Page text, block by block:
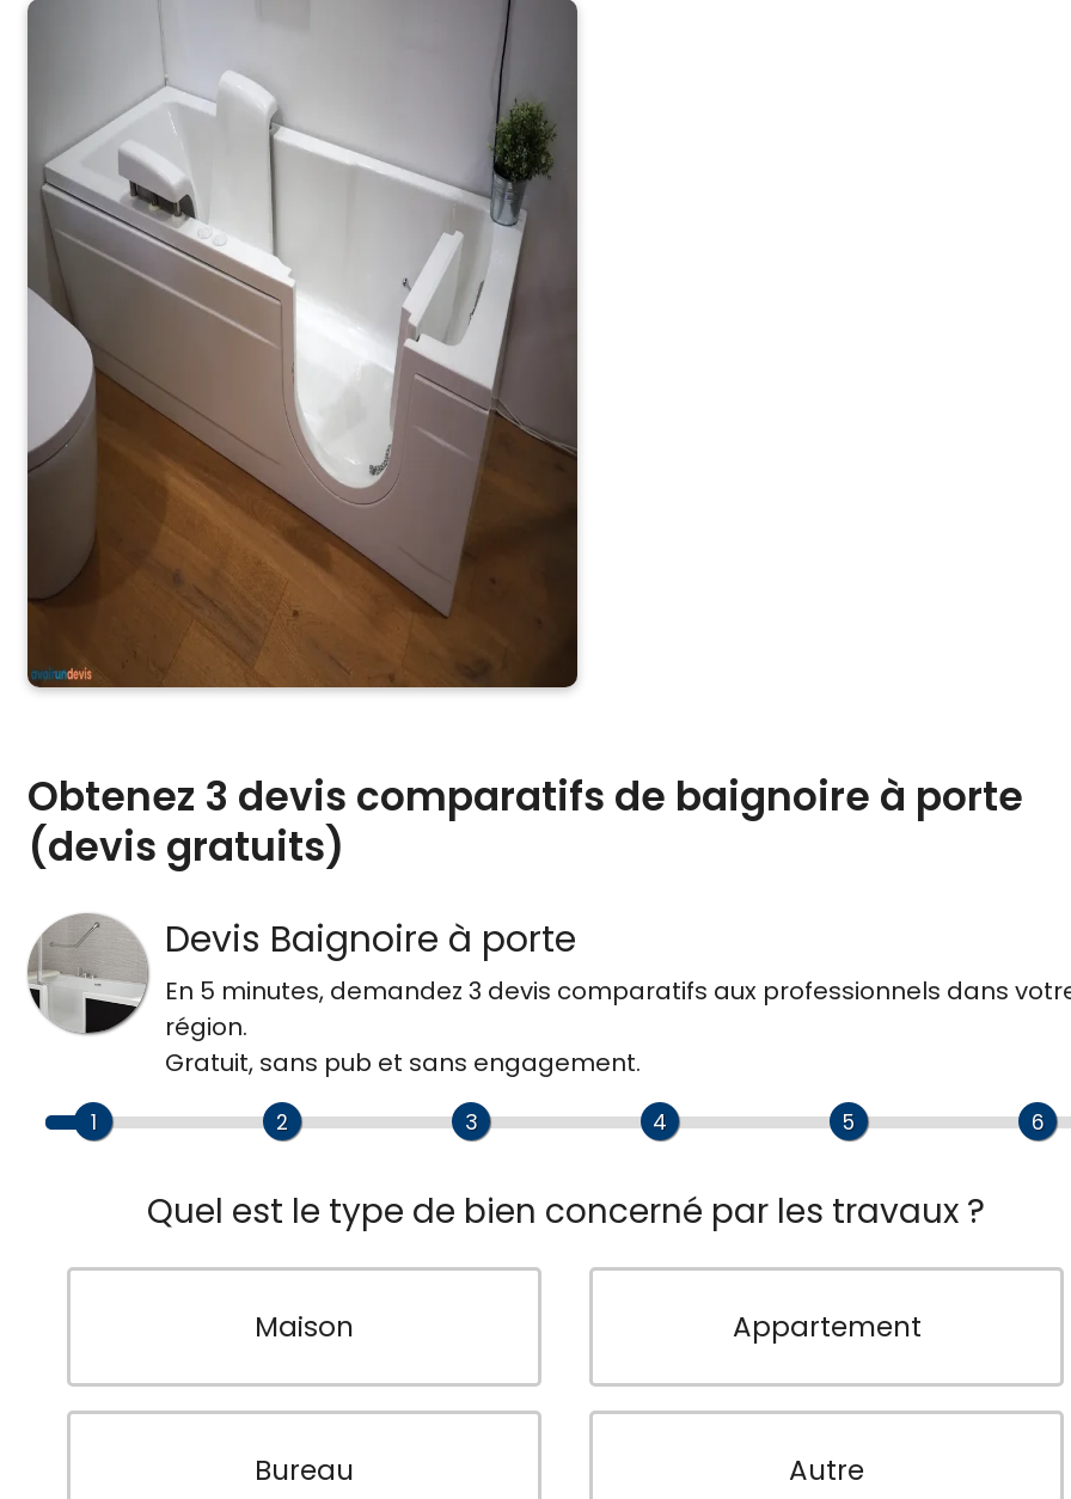
Obtenez 3 devis comparatifs de baignoire à porte
(devis gratuits)
Devis Baignoire à porte
En 5 minutes, demandez 3 devis comparatifs aux professionnels dans
région.
Gratuit, sans pub et sans engagement.
1 2 3 4 5 6
Quel est le type de bien concerné par les travaux ?
Maison Appartement
Bureau Autre